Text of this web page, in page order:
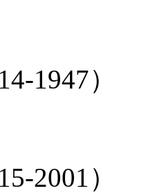
1947）
2001）